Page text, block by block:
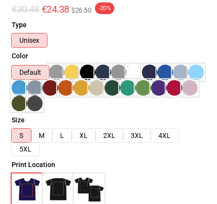
€30.48 €24.38 $26.50 -20%
Type
Unisex
Color
Default
Size
S
M L XL 2XL 3XL
4XL
5XL
Print Location